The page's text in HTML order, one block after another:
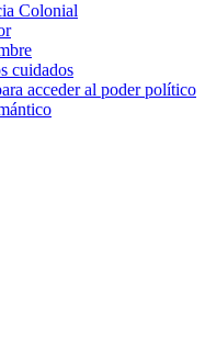
Colonial
cuidados
acceder al poder político